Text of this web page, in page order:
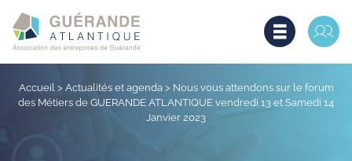
Accueil > Actualités et agenda> Nous vous attendons sur le forum
des Métiers de GUERANDE ATLANTIQUE vendredi 13 et Samedi 14
Janvier 2023